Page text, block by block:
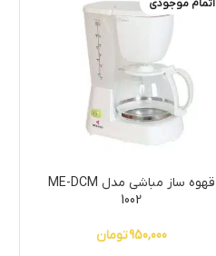
اتمام موجودی
قهوه ساز مباشی مدل ME-DCM
1002
950,000تومان